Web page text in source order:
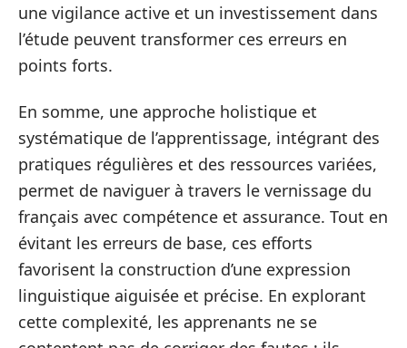
une vigilance active et un investissement dans
l’étude peuvent transformer ces erreurs en
points forts.
En somme, une approche holistique et
systématique de l’apprentissage, intégrant des
pratiques régulières et des ressources variées,
permet de naviguer à travers le vernissage du
français avec compétence et assurance. Tout en
évitant les erreurs de base, ces efforts
favorisent la construction d’une expression
linguistique aiguisée et précise. En explorant
cette complexité, les apprenants ne se